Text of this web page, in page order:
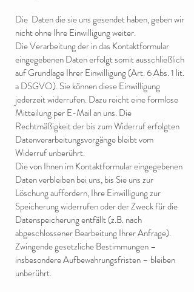
Die Daten die sie uns gesendet haben, geben wir
nicht ohne Ihre Einwilligung weiter.
Die Verarbeitung der in das Kontaktformular
eingegebenen Daten erfolgt somit ausschließlich
auf Grundlage Ihrer Einwilligung (Art. 6 Abs. 1 lit.
a DSGVO). Sie können diese Einwilligung
jederzeit widerrufen. Dazu reicht eine formlose
Mitteilung per E-Mail an uns. Die
Rechtmäßigkeit der bis zum Widerruf erfolgten
Datenverarbeitungsvorgänge bleibt vom
Widerruf unberührt.
Die von Ihnen im Kontaktformular eingegebenen
Daten verbleiben bei uns, bis Sie uns zur
Löschung auffordern, Ihre Einwilligung zur
Speicherung widerrufen oder der Zweck für die
Datenspeicherung entfällt (z.B. nach
abgeschlossener Bearbeitung Ihrer Anfrage).
Zwingende gesetzliche Bestimmungen –
insbesondere Aufbewahrungsfristen – bleiben
unberührt.